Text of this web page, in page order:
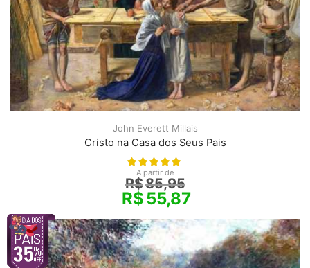
John Everett Millais
Cristo na Casa dos Seus Pais
A partir de
R$85,95
R$55,87